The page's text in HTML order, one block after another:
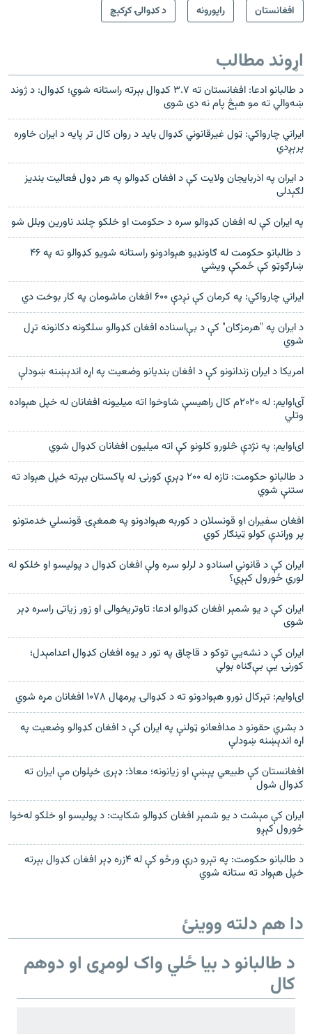
افغانستان راپورونه د کډوالۍ کړکېچ
اړوند مطالب
د طالبانو ادعا: افغانستان ته ۳.۷ کډوال بېرته راستانه شوي؛ کډوال: د ژوند
ښه‌والي ته مو هېڅ پام نه دی شوی
ایراني چارواکي: ټول غیرقانوني کډوال باید د روان کال تر پایه د ایران خاوره
پرېږدي
د ايران په اذربايجان ولايت کې د افغان کډوالو په هر ډول فعاليت بنديز
لګېدلی
په ایران کې له افغان کډوالو سره د حکومت او خلکو چلند ناورین وبلل شو
د طالبانو حکومت له ګاونډیو هېوادونو راستانه شويو کډوالو ته په ۴۶
ښارګوټو کې ځمکې ویشي
ایراني چارواکي: په کرمان کې نږدې ۶۰۰ افغان ماشومان په کار بوخت دي
د ايران په "هرمزګان" کې د بې‌اسناده افغان کډوالو سلګونه دکانونه تړل
شوي
امریکا د ایران زندانونو کې د افغان بندیانو وضعیت په اړه اندېښنه ښودلې
آى‌او‌ایم: له ۲۰۲۰م کال راهیسې شاوخوا اته میلیونه افغانان له خپل هېواده
وتلي
ای‌او‌ايم: په نژدې څلورو کلونو کې اته ميليون افغانان کډوال شوي
د طالبانو حکومت: تازه له ۲۰۰ ډېرې کورنۍ له پاکستان بېرته خپل هېواد ته
ستنې شوي
افغان سفیران او قونسلان د کوربه هېوادونو په همغږۍ قونسلي خدمتونو
پر وړاندې کولو ټینګار کوي
ايران کې د قانوني اسنادو د لرلو سره ولې افغان کډوال د پوليسو او خلکو له
لوري ځورول کېږي؟
ايران کې د يو شمېر افغان کډوالو ادعا: تاوتريخوالی او زور زياتی راسره ډېر
شوی
ایران کې د نشه‌يي توکو د قاچاق په تور د یوه افغان کډوال اعدامېدل؛
کورنۍ یې بې‌ګناه بولي
ای‌او‌ايم: تېرکال نورو هېوادونو ته د کډوالۍ پرمهال ۱۰۷۸ افغانان مړه شوي
د بشري حقونو د مدافعانو ټولنې په ایران کې د افغان کډوالو وضعیت په
اړه اندېښنه ښودلې
افغانستان کې طبيعي پېښې او زيانونه؛ معاذ: ډېری خپلوان مې ايران ته
کډوال شول
ایران کې مېشت د يو شمېر افغان کډوالو شکايت: د پوليسو او خلکو له‌خوا
ځورول کېږو
د طالبانو حکومت: په تېرو درې ورځو کې له ۴زره ډېر افغان کډوال بېرته
خپل هېواد ته ستانه شوي
دا هم دلته ووینئ
د طالبانو د بیا ځلي واک لومړی او دوهم
کال